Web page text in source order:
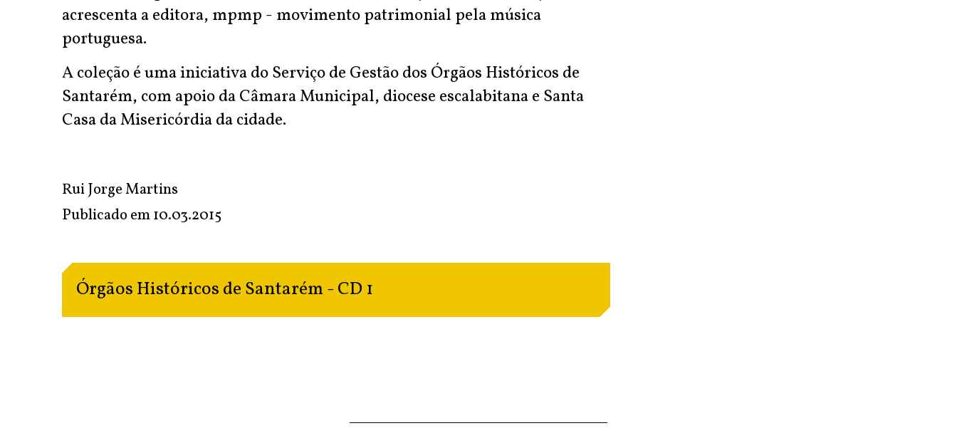
acrescenta a editora, mpmp - movimento patrimonial pela música
portuguesa.
A coleção é uma iniciativa do Serviço de Gestão dos Órgãos Históricos de
Santarém, com apoio da Câmara Municipal, diocese escalabitana e Santa
Casa da Misericórdia da cidade.
Rui Jorge Martins
Publicado em10.03.2015
Órgãos Históricos de Santarém - CD 1